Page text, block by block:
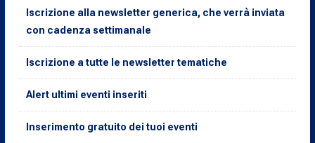
Iscrizione alla newsletter generica, che verrà inviata
con cadenza settimanale
Iscrizione a tutte le newsletter tematiche
Alert ultimi eventi inseriti
Inserimento gratuito dei tuoi eventi